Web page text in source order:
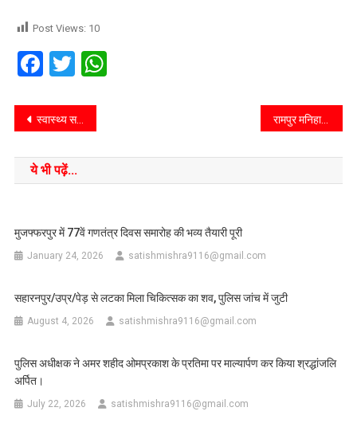
Post Views: 10
Facebook
TwitterWhatsApp
स्वास्थ्य सहित अन्य योजनाओं का लाभ लेने को लेकर रोगी हितधारक मंच के सदस्य हुए प्रशिक्षित रामपुर मनिहारान/सहारनपुर/उप्र/शासन के मिशन शक्ति नारी सशक्तिकरण अभियान के अंतर्गत मदरलैंड पब्लिक स्कूल में आयोजित मिशन शक्ति कार्यक्रम में पुलिस ने बच्चों को सुरक्षा हेतु हैल्पलाईन नम्बरों की जानकारी दी।
ये भी पढ़ें...
मुजफ्फरपुर में 77वें गणतंत्र दिवस समारोह की भव्य तैयारी पूरी
January 24, 2026 satishmishra9116@gmail.com
सहारनपुर/उप्र/पेड़ से लटका मिला चिकित्सक का शव, पुलिस जांच में जुटी
August 4, 2026 satishmishra9116@gmail.com
पुलिस अधीक्षक ने अमर शहीद ओमप्रकाश के प्रतिमा पर माल्यार्पण कर किया श्रद्धांजलि
अर्पित।
July 22, 2026 satishmishra9116@gmail.com